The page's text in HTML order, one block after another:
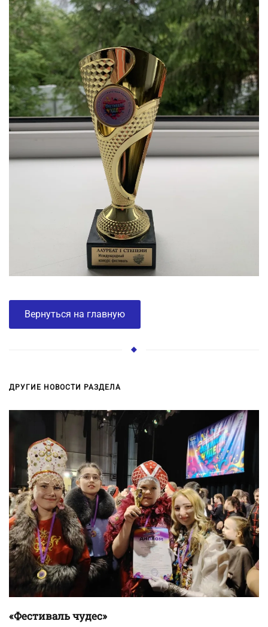
УВЕЛИЧИТЬ
Вернуться на главную
ДРУГИЕ НОВОСТИ РАЗДЕЛА
«Фестиваль чудес»